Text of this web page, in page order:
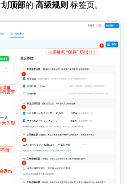
顶部的 高级规则 标签页。